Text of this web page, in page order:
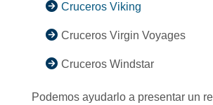
Cruceros Viking
Cruceros Virgin Voyages
Cruceros Windstar
Podemos ayudarlo a presentar un